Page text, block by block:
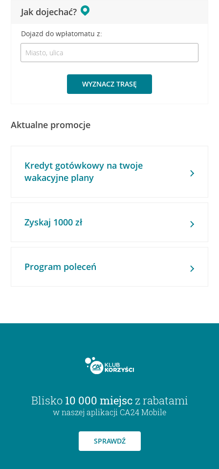
Jak dojechać?
Dojazd do wpłatomatu z:
WYZNACZ TRASĘ
Aktualne promocje
Kredyt gotówkowy na twoje
wakacyjne plany
Zyskaj 1000 zł
Program poleceń
Blisko 10 000 miejsc z rabatami
w naszej aplikacji CA24 Mobile
SPRAWDŹ